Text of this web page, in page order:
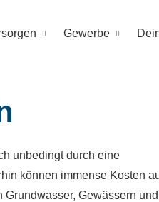
Gewerbe
unbedingt durch eine
können immense Kosten
Gewässern